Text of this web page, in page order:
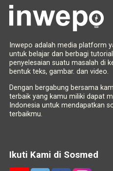
Inwepo adalah media platform
untuk belajar dan berbagi
penyelesaian suatu masalah di
bentuk teks, gambar. dan video.
Dengan bergabung bersama
terbaik yang kamu miliki dapat
Indonesia untuk mendapatkan
terbaikmu.
Ikuti Kami di Sosmed